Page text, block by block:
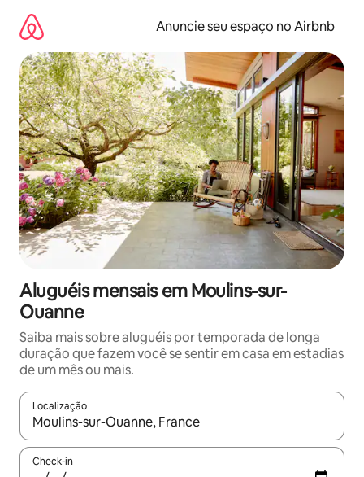
para
conteúdo
Anuncie seu espaço no Airbnb
Aluguéis mensais em Moulins-sur-
Ouanne
Saiba mais sobre aluguéis por temporada de longa
duração que fazem você se sentir em casa em estadias
de um mês ou mais.
Localização
Quando os resultados estiverem disponíveis, explore-os
Check-in